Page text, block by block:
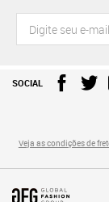
SOCIAL
Veja as condições de